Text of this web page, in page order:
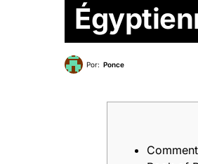
Por: Ponce